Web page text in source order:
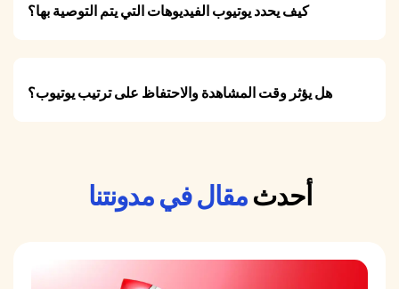
كيف يحدد يوتيوب الفيديوهات التي يتم التوصية بها؟
هل يؤثر وقت المشاهدة والاحتفاظ على ترتيب يوتيوب؟
أحدثمقال في مدونتنا